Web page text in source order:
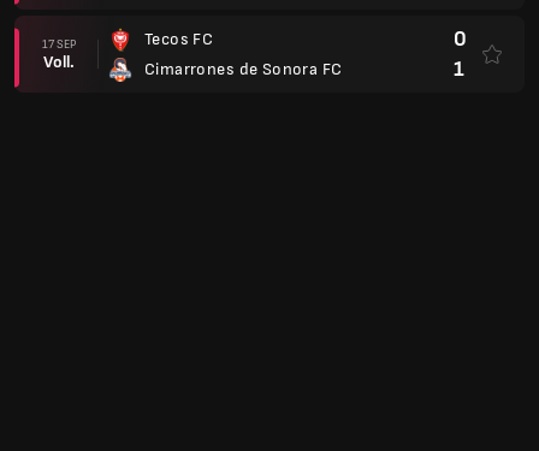
17 SEP
Voll.
Tecos FC
Cimarrones de Sonora FC
0
1